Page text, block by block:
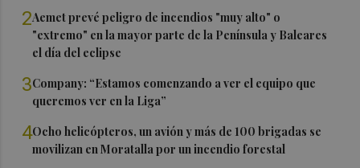
2Aemet prevé peligro de incendios "muy alto" o
"extremo" en la mayor parte de la Península y Baleares
el día del eclipse
3Company: “Estamos comenzando a ver el equipo que
queremos ver en la Liga”
4Ocho helicópteros, un avión y más de 100 brigadas se
movilizan en Moratalla por un incendio forestal